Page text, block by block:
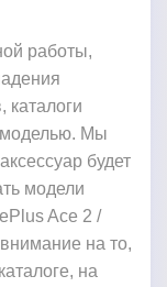
работы,
каталоги
моделью. Мы
будет
модели
Ace 2 /
на то,
на